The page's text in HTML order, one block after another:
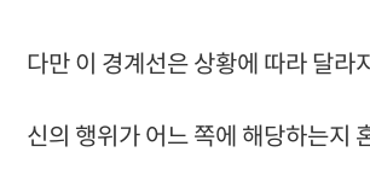
다만 이 경계선은 상황에 따라 달라
신의 행위가 어느 쪽에 해당하는지